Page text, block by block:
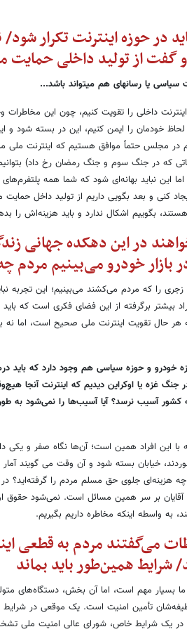
در حوزه اینترنت تکرار شود/
گفت از تولید داخلی حمایت
یا رسانهای هم میتواند باشد...
اینترنت داخلی را تقویت کنیم، چون این
خودمان را ایمن کنیم، این در بسته شود و
مجلس حتماً موافق هستیم که اینترنت ملی ما
که در جنگ سوم و جنگ رمضان رخ داد)
این نباید بهانه‌ای شود که شما همه پلتفرم‌های
کنی و بعد بگویی داریم از تولید داخل
در این دهکده جهانی
بازار خودرو می‌بینیم
زجری را که مردم می‌کشند می‌بینیم؛ این تجربه
بیشتر برگرفته از این فضای فکری است که
حال تقویت اینترنت ملی صحیح است، اما نه
و حوزه سیاسی هم وجود دارد که باید
غزه یا اوکراین دیدیم که اینترنت آنجا
کشور آسیب نرسد؟ آیا آسیب‌ها را نمی‌شود به
با این افراد همین است؛ آن‌ها نگاه صفر و یکی
خیابان بسته شود و آن وقت می گویند
هزینه‌ای جلوی حق مسلم مردم را گرفته‌اید؟
آقایان بر سر همین مسائل است. نمی‌شود حقوق
به واسطه اینکه مخاطره داریم بگیریم.
می‌گفتند مردم به قطعی
شرایط همین‌طور باید بماند
ما بسیار مهم است، اما آن بخش، دستگاه‌های
تأمین امنیت است. یک موقعی در
و در یک شرایط خاص، شورای عالی امنیت